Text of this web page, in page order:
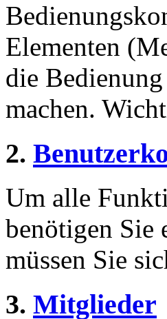
Elementen
die
machen.
2.
Um alle
benötigen Sie
müssen Sie
3. Mitglieder